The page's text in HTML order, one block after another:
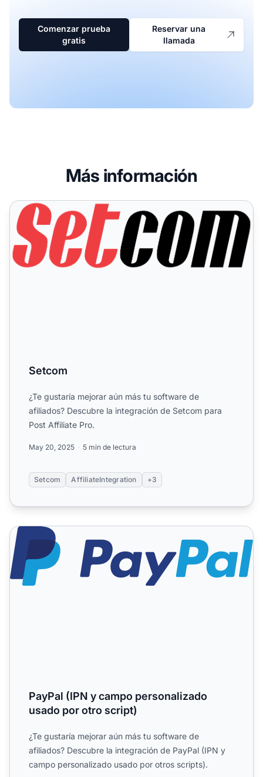
Comenzar prueba
gratis
Reservar una
llamada
Más información
Setcom
Setcom
¿Te gustaría mejorar aún más tu software de
afiliados? Descubre la integración de Setcom para
Post Affiliate Pro.
May 20, 2025 5 min de lectura
Setcom AffiliateIntegration +3
PayPal (IPN y campo personalizado usado por otro
PayPal (IPN y campo personalizado
usado por otro script)
¿Te gustaría mejorar aún más tu software de
afiliados? Descubre la integración de PayPal (IPN y
campo personalizado usado por otros scripts).